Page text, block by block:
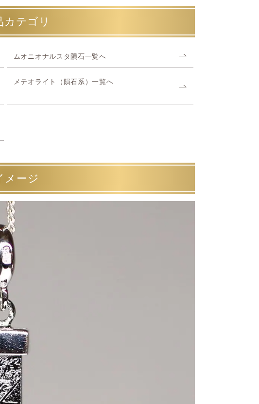
カテゴリ
ムオニオナルスタ隕石一覧へ
メテオライト（隕石系）一覧へ
メージ